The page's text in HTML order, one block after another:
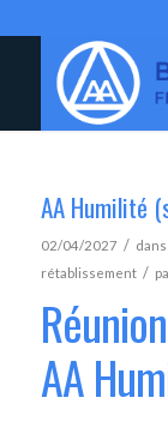
AA Humilité
02/04/2027 / dans
rétablissement /
AA